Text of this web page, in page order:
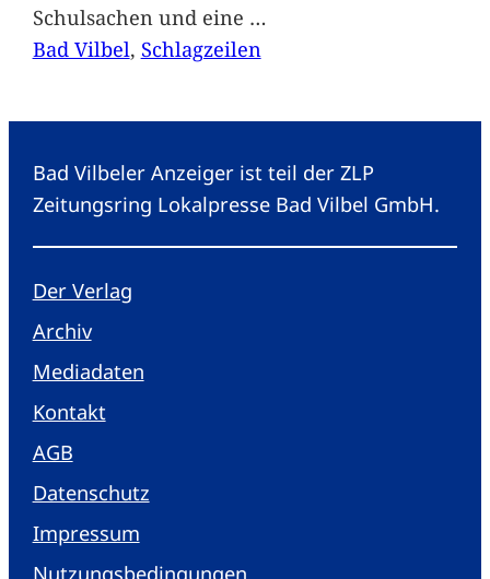
Schulsachen und eine …
Bad Vilbel, Schlagzeilen
Bad Vilbeler Anzeiger ist teil der ZLP
Zeitungsring Lokalpresse Bad Vilbel GmbH.
Der Verlag
Archiv
Mediadaten
Kontakt
AGB
Datenschutz
Impressum
Nutzungsbedingungen